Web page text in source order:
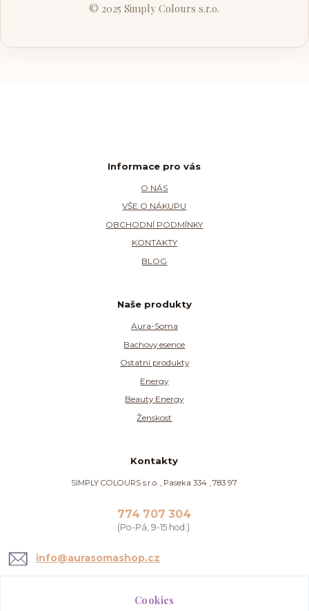
© 2025 Simply Colours s.r.o.
Informace pro vás
O NÁS
VŠE O NÁKUPU
OBCHODNÍ PODMÍNKY
KONTAKTY
BLOG
Naše produkty
Aura-Soma
Bachovy esence
Ostatní produkty
Energy
Beauty Energy
Ženskost
Kontakty
SIMPLY COLOURS s.r.o. , Paseka 334 , 783 97
774 707 304
(Po-Pá, 9-15 hod.)
info@aurasomashop.cz
Cookies